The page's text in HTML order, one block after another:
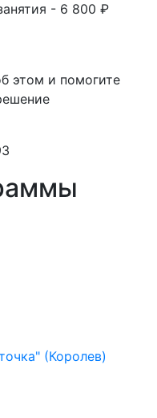
- 6 800 ₽
этом и помогите
(Королев)